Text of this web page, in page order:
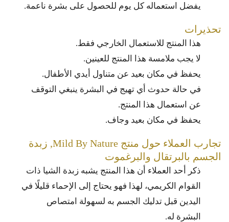
يفضل استعماله كل يوم للحصول على بشرة ناعمة.
تحذيرات
هذا المنتج للاستعمال الخارجي فقط.
لا يجب ملامسة هذا المنتج للعينين.
يحفظ في مكان بعيد عن متناول أيدي الأطفال.
في حالة حدوث أي تهيج في البشرة ينبغي التوقف
عن استعمال هذا المنتج.
يحفظ في مكان بعيد وجاف.
تجارب العملاء حول منتج Mild By Nature, زبدة
الجسم بالبرتقال والبرغموت
ذكر أحد العملاء أن هذا المنتج يشبه زبدة الشيا ذات
القوام الكريمي، لهذا فهو يحتاج إلى الإحماء قليلًا في
اليدين قبل تدليك الجسم به لسهولة امتصاص
البشرة له.